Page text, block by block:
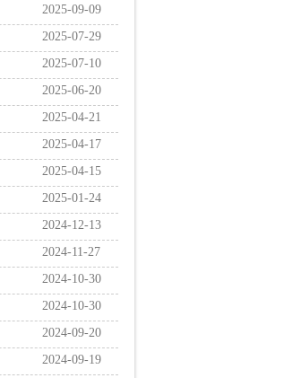
2025-09-09
2025-07-29
2025-07-10
2025-06-20
2025-04-21
2025-04-17
2025-04-15
2025-01-24
2024-12-13
2024-11-27
2024-10-30
2024-10-30
2024-09-20
2024-09-19